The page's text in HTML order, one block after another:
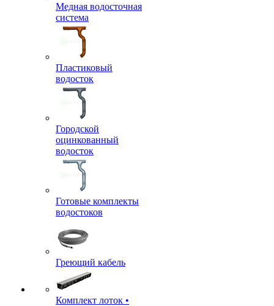
Медная водосточная
система
Пластиковый
водосток
Городской
оцинкованный
водосток
Готовые комплекты
водостоков
Греющий кабель
Комплект лоток •